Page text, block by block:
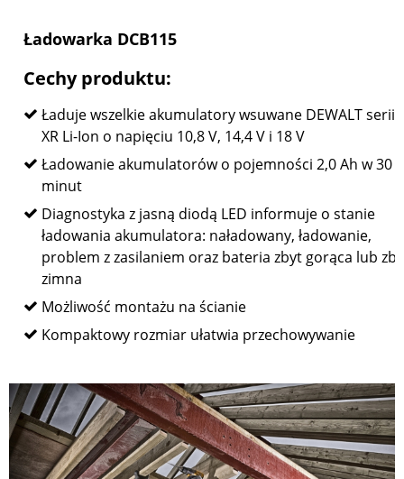
Ładowarka DCB115
Cechy produktu:
Ładuje wszelkie akumulatory wsuwane DEWALT serii
XR Li-Ion o napięciu 10,8 V, 14,4 V i 18 V
Ładowanie akumulatorów o pojemności 2,0 Ah w 30
minut
Diagnostyka z jasną diodą LED informuje o stanie
ładowania akumulatora: naładowany, ładowanie,
problem z zasilaniem oraz bateria zbyt gorąca lub
zimna
Możliwość montażu na ścianie
Kompaktowy rozmiar ułatwia przechowywanie